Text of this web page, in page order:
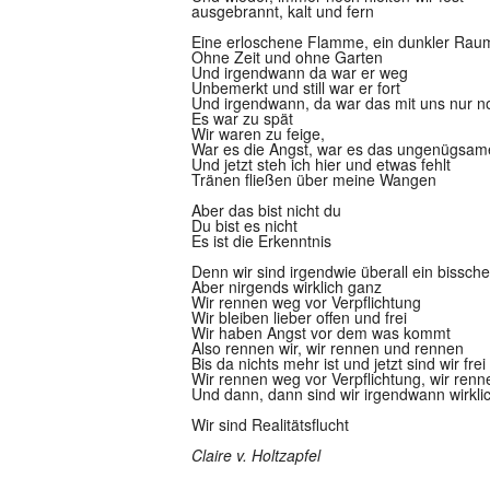
ausgebrannt, kalt und fern
Eine erloschene Flamme, ein dunkler
Ohne Zeit und ohne Garten
Und irgendwann da war er weg
Unbemerkt und still war er fort
Und irgendwann, da war das mit uns nur
Es war zu spät
Wir waren zu feige,
War es die Angst, war es das
Und jetzt steh ich hier und etwas fehlt
Tränen fließen über meine Wangen
Aber das bist nicht du
Du bist es nicht
Es ist die Erkenntnis
Denn wir sind irgendwie überall ein
Aber nirgends wirklich ganz
Wir rennen weg vor Verpflichtung
Wir bleiben lieber offen und frei
Wir haben Angst vor dem was kommt
Also rennen wir, wir rennen und rennen
Bis da nichts mehr ist und jetzt sind wir frei
Wir rennen weg vor Verpflichtung, wir
Und dann, dann sind wir irgendwann
Wir sind Realitätsflucht
Claire v. Holtzapfel